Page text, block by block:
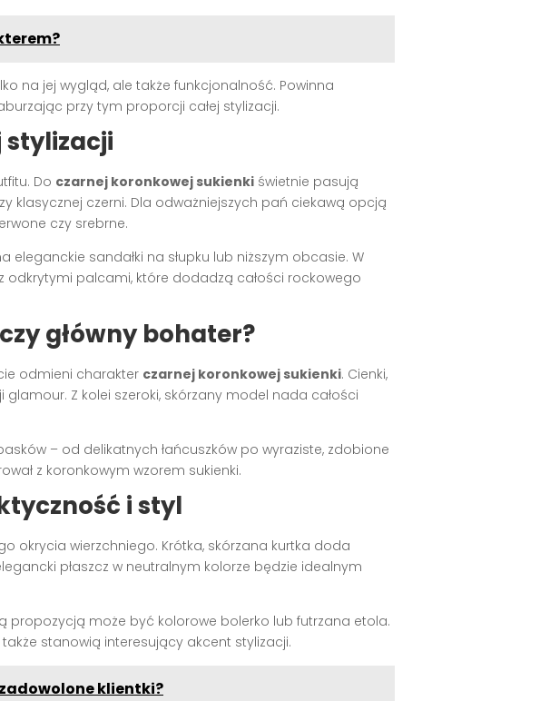
na jej wygląd, ale także funkcjonalność. Powinna
przy tym proporcji całej stylizacji.
stylizacji
Do czarnej koronkowej sukienki świetnie pasują
klasycznej czerni. Dla odważniejszych pań ciekawą opcją
czy srebrne.
sandałki na słupku lub niższym obcasie. W
odkrytymi palcami, które dodadzą całości rockowego
główny bohater?
odmieni charakter czarnej koronkowej sukienki. Cienki,
Z kolei szeroki, skórzany model nada całości
– od delikatnych łańcuszków po wyraziste, zdobione
z koronkowym wzorem sukienki.
i styl
okrycia wierzchniego. Krótka, skórzana kurtka doda
płaszcz w neutralnym kolorze będzie idealnym
propozycją może być kolorowe bolerko lub futrzana etola.
stanowią interesujący akcent stylizacji.
klientki?